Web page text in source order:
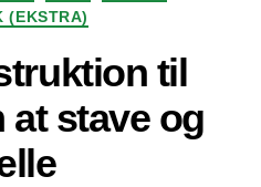
(EKSTRA)
til
at stave og